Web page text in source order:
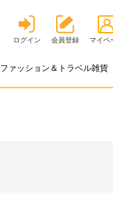
ログイン 会員登録 マイペ
ファッション＆トラベル雑貨